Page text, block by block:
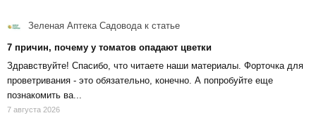
Зеленая Аптека Садоводак статье
7 причин, почему у томатов опадают цветки
Здравствуйте! Спасибо, что читаете наши материалы. Форточка для
проветривания - это обязательно, конечно. А попробуйте еще
познакомить ва...
7 августа 2026